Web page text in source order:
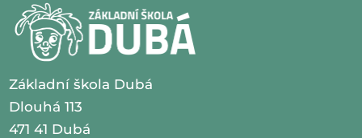
Základní škola Dubá
Dlouhá 113
471 41 Dubá